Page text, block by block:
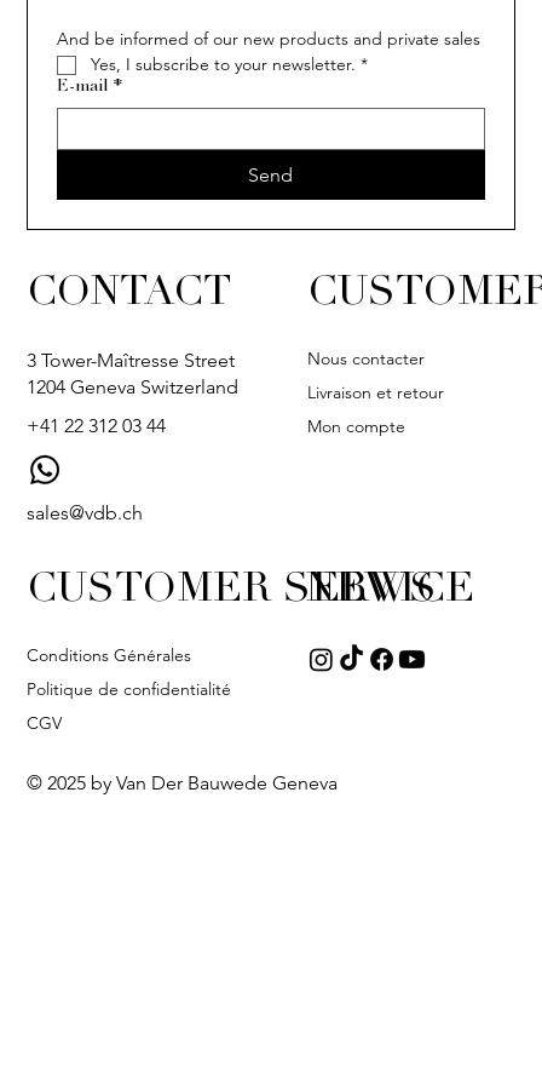
And be informed of our new products and private sales
Yes, I subscribe to your newsletter. *
E-mail *
Send
CONTACT
3 Tower-Maîtresse Street
1204 Geneva Switzerland
+41 22 312 03 44
sales@vdb.ch
Nous contacter
Livraison et retour
Mon compte
NEWS
CUSTOMER SERVICE
Conditions Générales
Politique de confidentialité
CGV
© 2025 by Van Der Bauwede Geneva